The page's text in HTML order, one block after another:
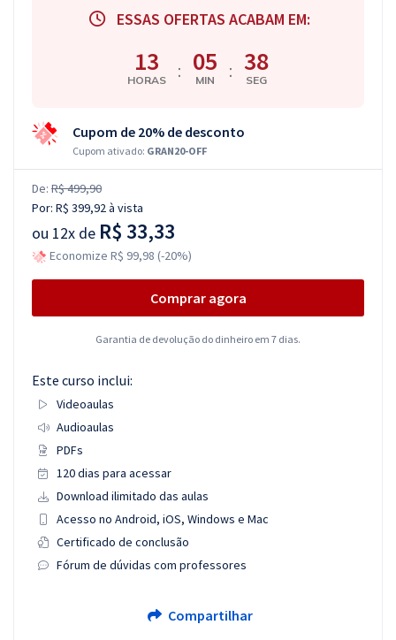
ESSAS OFERTAS ACABAM EM:
13
HORAS : 05
MIN : 38
SEG
Cupom de 20% de desconto
Cupom ativado: GRAN20-OFF
De: R$ 499,90
Por: R$ 399,92à vista
ou 12x de R$ 33,33
Economize R$ 99,98 (-20%)
Comprar agora
Garantia de devolução do dinheiro em 7 dias.
Este curso inclui:
Videoaulas
Audioaulas
PDFs
120 dias para acessar
Download ilimitado das aulas
Acesso no Android, iOS, Windows e Mac
Certificado de conclusão
Fórum de dúvidas com professores
Compartilhar